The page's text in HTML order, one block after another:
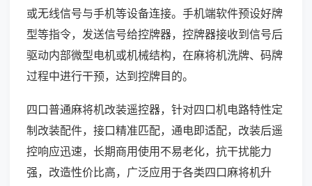
或无线信号与手机等设备连接。手机端软件预设好牌
型等指令，发送信号给控牌器，控牌器接收到信号后
驱动内部微型电机或机械结构，在麻将机洗牌、码牌
过程中进行干预，达到控牌目的。
四口普通麻将机改装遥控器，针对四口机电路特性定
制改装配件，接口精准匹配，通电即适配，改装后遥
控响应迅速，长期商用使用不易老化，抗干扰能力
强，改造性价比高，广泛应用于各类四口麻将机升